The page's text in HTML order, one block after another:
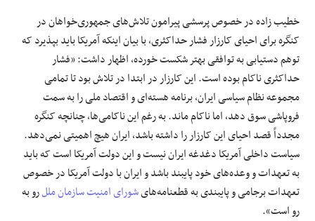
خطیب زاده در خصوص پرسشی پیرامون تلاش‌های جمهوری‌خواهان در
کنگره برای احیای کارزار فشار حداکثری، با بیان اینکه آمریکا باید بپذیرد که
توهم دستیابی به توافقی بهتر شکست خورده، اظهار داشت: «فشار
حداکثری ناکام بوده است. این کارزار در ابتدا در تلاش بود تا تمامی
مجموعه نظام سیاسی ایران، برنامه هسته‌ای و اقتصاد ملی را به سمت
فروپاشی سوق دهد، اما ناکام ماند. به رغم این ناکامی‌ها، چنانچه کنگره
مجدداً قصد احیای این کارزار را داشته باشد، ایران هیچ اهمیتی نمی‌دهد.
سیاست داخلی آمریکا دغدغه ایران نیست و این دولت آمریکا است که باید
به تعهدات و وعده‌های خود پایبند باشد و ایران با دولت آمریکا در خصوص
تعهدات برجامی و پایبندی به قطعنامه‌هایشورای امنیت سازمان مللرو به
رو است».